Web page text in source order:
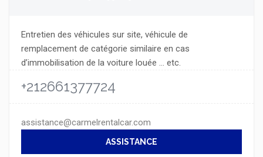
Entretien des véhicules sur site, véhicule de
remplacement de catégorie similaire en cas
d’immobilisation de la voiture louée … etc.
+212661377724
assistance@carmelrentalcar.com
ASSISTANCE